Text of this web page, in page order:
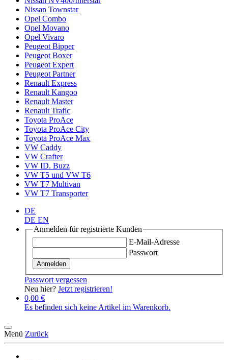
Nissan Townstar
Opel Combo
Opel Movano
Opel Vivaro
Peugeot Bipper
Peugeot Boxer
Peugeot Expert
Peugeot Partner
Renault Express
Renault Kangoo
Renault Master
Renault Trafic
Toyota ProAce
Toyota ProAce City
Toyota ProAce Max
VW Caddy
VW Crafter
VW ID. Buzz
VW T5 und VW T6
VW T7 Multivan
VW T7 Transporter
DE
DE EN
Anmelden für registrierte Kunden
E-Mail-Adresse
Passwort
Anmelden
Passwort vergessen
Neu hier? Jetzt registrieren!
0,00 €
Es befinden sich keine Artikel im Warenkorb.
Menü Zurück